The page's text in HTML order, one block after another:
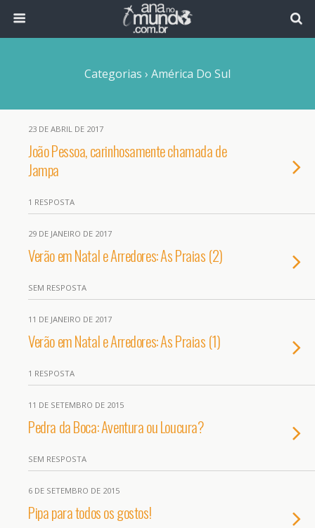
Categorias › América Do Sul
23 DE ABRIL DE 2017
João Pessoa, carinhosamente chamada de
Jampa
1 RESPOSTA
29 DE JANEIRO DE 2017
Verão em Natal e Arredores: As Praias (2)
SEM RESPOSTA
11 DE JANEIRO DE 2017
Verão em Natal e Arredores: As Praias (1)
1 RESPOSTA
11 DE SETEMBRO DE 2015
Pedra da Boca: Aventura ou Loucura?
SEM RESPOSTA
6 DE SETEMBRO DE 2015
Pipa para todos os gostos!